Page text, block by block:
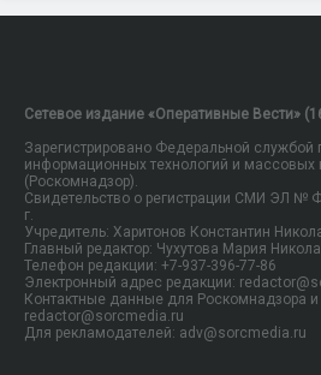
Сетевое издание «Оперативные Вести»
Зарегистрировано Федеральной службой
информационных технологий и массовых
(Роскомнадзор).
Свидетельство о регистрации СМИ ЭЛ №
г.
Учредитель: Харитонов Константин
Главный редактор: Чухутова Мария
Телефон редакции: +7-937-396-77-86
Электронный адрес редакции:
Контактные данные для Роскомнадзора и
redactor@sorcmedia.ru
Для рекламодателей: adv@sorcmedia.ru